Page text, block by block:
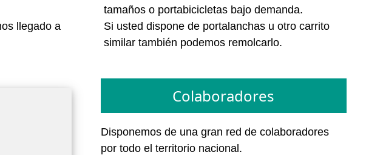
llegado a
tamaños o portabicicletas bajo demanda.
Si usted dispone de portalanchas u otro carrito
similar también podemos remolcarlo.
Colaboradores
Disponemos de una gran red de colaboradores
por todo el territorio nacional.